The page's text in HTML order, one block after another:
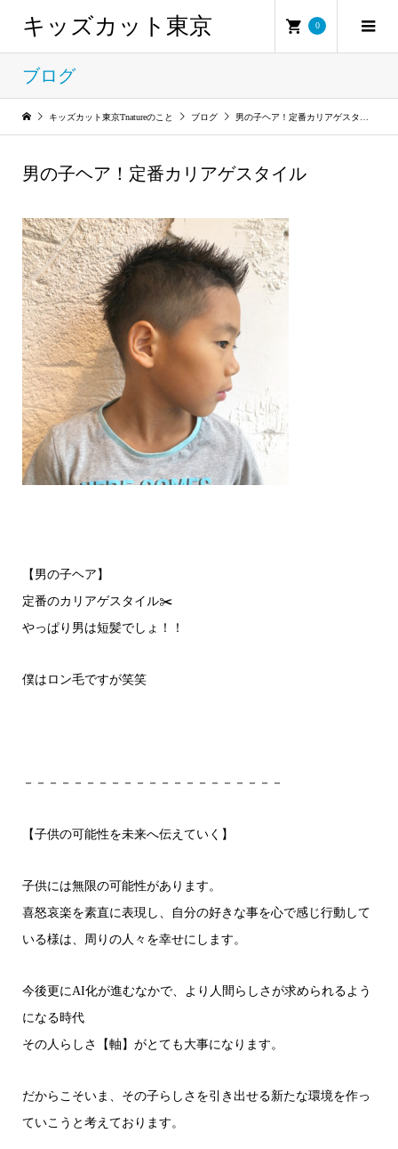
キッズカット東京 0
ブログ
キッズカット東京Tnatureのこと ブログ 男の子ヘア！定番カリアゲスタイル
男の子ヘア！定番カリアゲスタイル
【男の子ヘア】
定番のカリアゲスタイル✂️
やっぱり男は短髪でしょ！！
僕はロン毛ですが笑笑
－－－－－－－－－－－－－－－－－－－－－
【子供の可能性を未来へ伝えていく】
子供には無限の可能性があります。
喜怒哀楽を素直に表現し、自分の好きな事を心で感じ行動して
いる様は、周りの人々を幸せにします。
今後更にAI化が進むなかで、より人間らしさが求められるよう
になる時代
その人らしさ【軸】がとても大事になります。
だからこそいま、その子らしさを引き出せる新たな環境を作っ
ていこうと考えております。